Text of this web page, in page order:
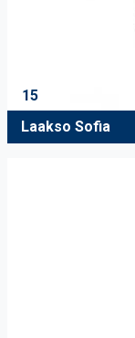
15
Laakso Sofia